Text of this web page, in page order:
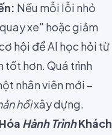
Nếu mỗi lỗi nhỏ
xe" hoặc giảm
hội để AI học hỏi từ
tốt hơn. Quá trình
nhân viên mới –
hồixây dựng.
Hành TrìnhKhách